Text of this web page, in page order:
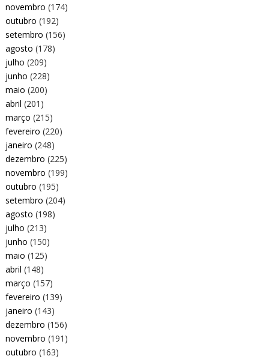
novembro (174)
outubro (192)
setembro (156)
agosto (178)
julho (209)
junho (228)
maio (200)
abril (201)
março (215)
fevereiro (220)
janeiro (248)
dezembro (225)
novembro (199)
outubro (195)
setembro (204)
agosto (198)
julho (213)
junho (150)
maio (125)
abril (148)
março (157)
fevereiro (139)
janeiro (143)
dezembro (156)
novembro (191)
outubro (163)